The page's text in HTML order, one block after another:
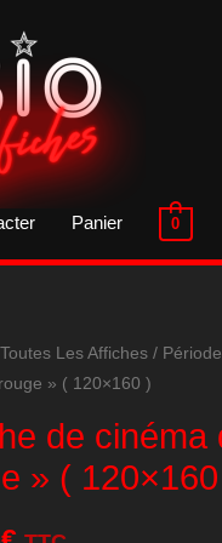
Panier 0
Toutes Les Affiches / Période
» ( 120×160 )
de cinéma
» (